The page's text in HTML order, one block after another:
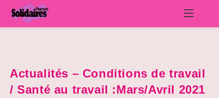
Actualités – Conditions de travail
/ Santé au travail :Mars/Avril 2021